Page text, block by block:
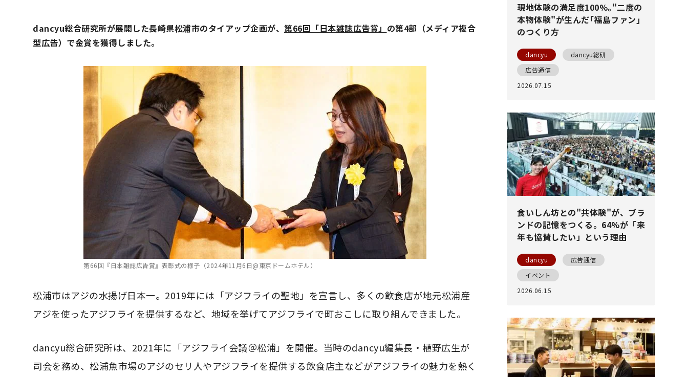
dancyu総合研究所が展開した長崎県松浦市のタイアップ企画が、 第66回「日本雑誌広告賞」 の第4部（メディア複合
型広告）で金賞を獲得しました。
第66回『日本雑誌広告賞』表彰式の様子（2024年11月6日@東京ドームホテル）
松浦市はアジの水揚げ日本一。2019年には「アジフライの聖地」を宣言し、多くの飲食店が地元松浦産
アジを使ったアジフライを提供するなど、地域を挙げてアジフライで町おこしに取り組んできました。
dancyu総合研究所は、2021年に「アジフライ会議＠松浦」を開催。当時のdancyu編集長・植野広生が
司会を務め、松浦魚市場のアジのセリ人やアジフライを提供する飲食店主などがアジフライの魅力を熱く
現地体験の満足度100%｡"二度の
本物体験"が生んだ｢福島ファン｣
のつくり方
dancyu
dancyu総研
広告通信
2026.07.15
食いしん坊との"共体験"が、ブラ
ンドの記憶をつくる。64%が「来
年も協賛したい」という理由
dancyu
広告通信
イベント
2026.06.15